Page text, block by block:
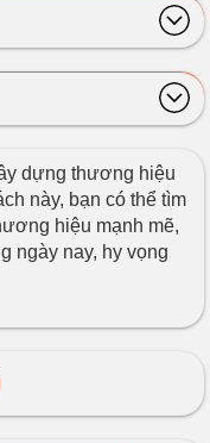
dựng thương hiệu
này, bạn có thể tìm
hiệu mạnh mẽ,
ngày nay, hy vọng